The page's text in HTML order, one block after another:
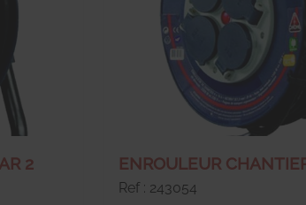
2 ENROULEUR
Ref : 243054